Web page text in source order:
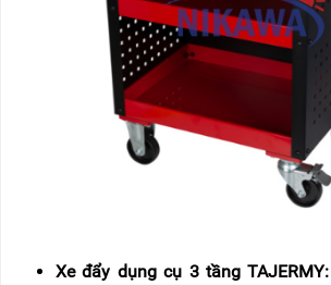
Xe đẩy dụng cụ 3 tầng TAJERMY: